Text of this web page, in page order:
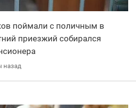
поймали с поличным в
приезжий собирался
назад